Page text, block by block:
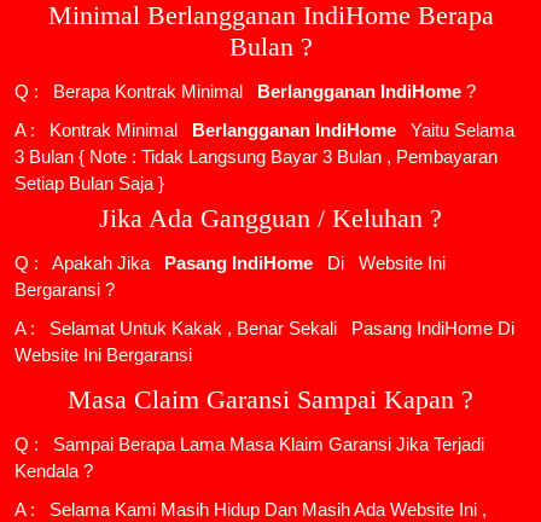
Minimal Berlangganan IndiHome Berapa
Bulan ?
Q : Berapa Kontrak Minimal Berlangganan IndiHome ?
A : Kontrak Minimal
Berlangganan IndiHome
Yaitu Selama
3 Bulan { Note : Tidak Langsung Bayar 3 Bulan , Pembayaran
Setiap Bulan Saja }
Jika Ada Gangguan / Keluhan ?
Q : Apakah Jika Pasang IndiHome Di
Website Ini
Bergaransi ?
A : Selamat Untuk Kakak , Benar Sekali
Pasang IndiHome Di
Website Ini Bergaransi
Masa Claim Garansi Sampai Kapan ?
Q : Sampai Berapa Lama Masa Klaim Garansi Jika Terjadi
Kendala ?
A : Selama Kami Masih Hidup Dan Masih Ada Website Ini ,